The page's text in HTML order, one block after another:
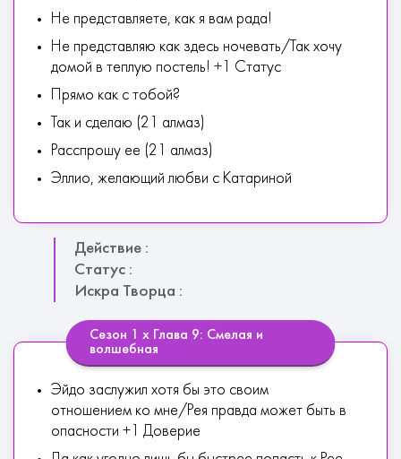
Не представляете, как я вам рада!
Не представляю как здесь ночевать/Так хочу
домой в теплую постель! +1 Статус
Прямо как с тобой?
Так и сделаю (21 алмаз)
Расспрошу ее (21 алмаз)
Эллио, желающий любви с Катариной
Действие :
Статус :
Искра Творца :
Сезон 1 х Глава 9: Смелая и
волшебная
Эйдо заслужил хотя бы это своим
отношением ко мне/Рея правда может быть в
опасности +1 Доверие